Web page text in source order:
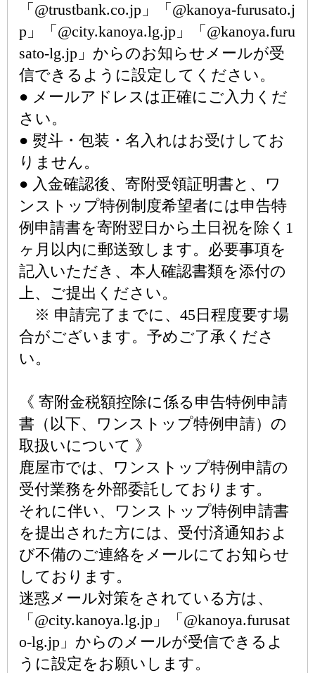
「@trustbank.co.jp」「@kanoya-furusato.j
p」「@city.kanoya.lg.jp」「@kanoya.furu
sato-lg.jp」からのお知らせメールが受
信できるように設定してください。
● メールアドレスは正確にご入力くだ
さい。
● 熨斗・包装・名入れはお受けしてお
りません。
● 入金確認後、寄附受領証明書と、ワ
ンストップ特例制度希望者には申告特
例申請書を寄附翌日から土日祝を除く1
ヶ月以内に郵送致します。必要事項を
記入いただき、本人確認書類を添付の
上、ご提出ください。
※ 申請完了までに、45日程度要す場
合がございます。予めご了承くださ
い。
《 寄附金税額控除に係る申告特例申請
書（以下、ワンストップ特例申請）の
取扱いについて 》
鹿屋市では、ワンストップ特例申請の
受付業務を外部委託しております。
それに伴い、ワンストップ特例申請書
を提出された方には、受付済通知およ
び不備のご連絡をメールにてお知らせ
しております。
迷惑メール対策をされている方は、
「@city.kanoya.lg.jp」「@kanoya.furusat
o-lg.jp」からのメールが受信できるよ
うに設定をお願いします。